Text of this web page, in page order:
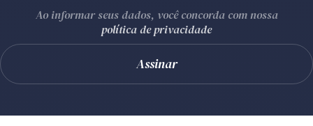
Ao informar seus dados, você concorda com nossa
política de privacidade